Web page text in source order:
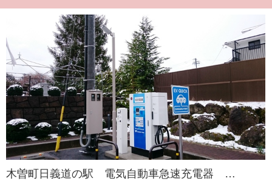
木曽町日義道の駅 電気自動車急速充電器 …